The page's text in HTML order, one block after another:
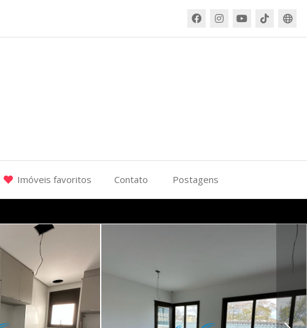
Imóveis favoritos Contato Postagens